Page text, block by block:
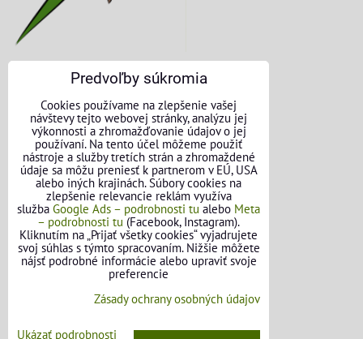
KONTAKTNÉ ÚDAJE
O nás
Kontakt
Požičovňa náradia
Názory našich zákazníkov
Mapa stránok
SLEDUJTE NÁS
Facebook
Predvoľby súkromia
Cookies používame na zlepšenie vašej
návštevy tejto webovej stránky, analýzu jej
výkonnosti a zhromažďovanie údajov o jej
používaní. Na tento účel môžeme použiť
nástroje a služby tretích strán a zhromaždené
údaje sa môžu preniesť k partnerom v EÚ, USA
alebo iných krajinách. Súbory cookies na
zlepšenie relevancie reklám využíva
služba Google Ads – podrobnosti tu alebo Meta
– podrobnosti tu (Facebook, Instagram).
Kliknutím na „Prijať všetky cookies“ vyjadrujete
svoj súhlas s týmto spracovaním. Nižšie môžete
nájsť podrobné informácie alebo upraviť svoje
preferencie
Zásady ochrany osobných údajov
Ukázať podrobnosti